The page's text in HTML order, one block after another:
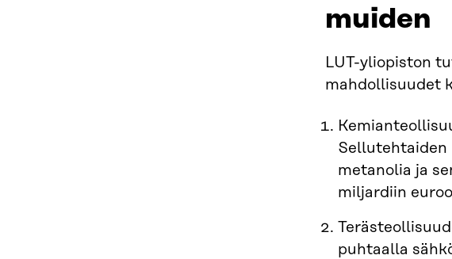
muiden
LUT-yliopiston
mahdollisuudet
Sellutehtaiden
metanolia ja
miljardiin
puhtaalla